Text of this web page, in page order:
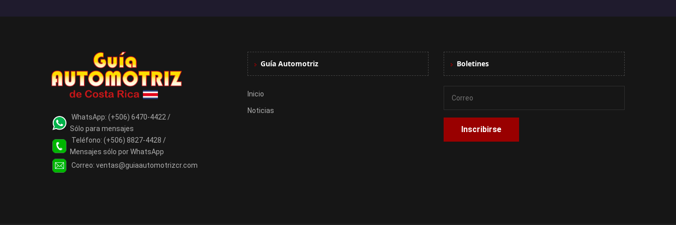
WhatsApp: (+506) 6470-4422 /
Sólo para mensajes
Teléfono: (+506) 8827-4428 /
Mensajes sólo por WhatsApp
Correo: ventas@guiaautomotrizcr.com
Guía Automotriz
Inicio
Noticias
Boletines